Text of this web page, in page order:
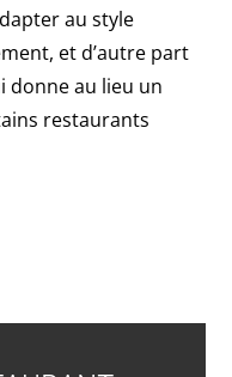
au style
et d’autre part
donne au lieu un
restaurants